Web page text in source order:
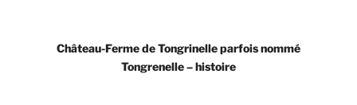
Château-Ferme de Tongrinelle parfois nommé
Tongrenelle – histoire